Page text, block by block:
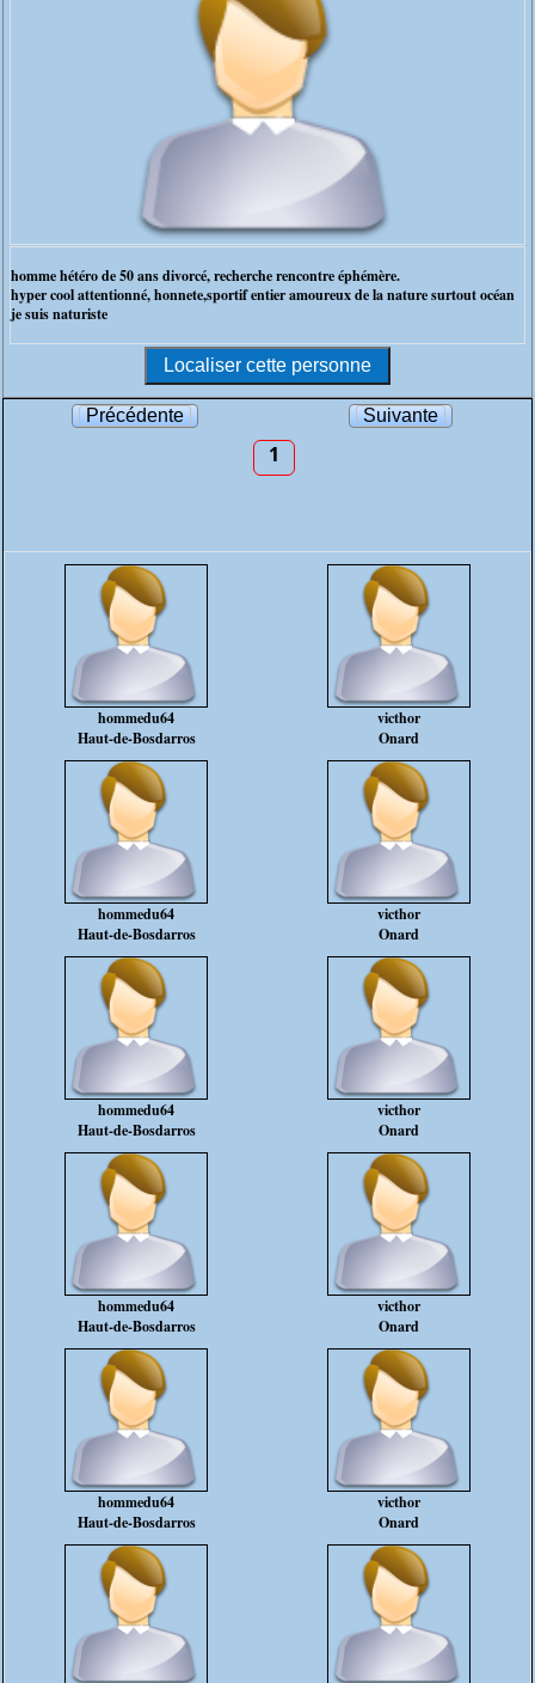
homme hétéro de 50 ans divorcé, recherche rencontre éphémère.
hyper cool attentionné, honnete,sportif entier amoureux de la nature surtout océan
je suis naturiste
Précédente Suivante
1
hommedu64
Haut-de-Bosdarros
victhor
Onard
hommedu64
Haut-de-Bosdarros
victhor
Onard
hommedu64
Haut-de-Bosdarros
victhor
Onard
hommedu64
Haut-de-Bosdarros
victhor
Onard
hommedu64
Haut-de-Bosdarros
victhor
Onard